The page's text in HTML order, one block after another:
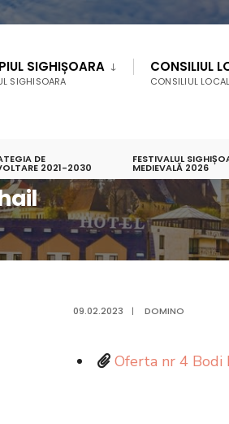
SIGHIȘOARA
SIGHISOARA
CONSILIUL
CONSILIUL LOCAL
DE
2021-2030
FESTIVALUL
MEDIEVALĂ 2026
09.02.2023 | DOMINO
Oferta nr 4 Bodi